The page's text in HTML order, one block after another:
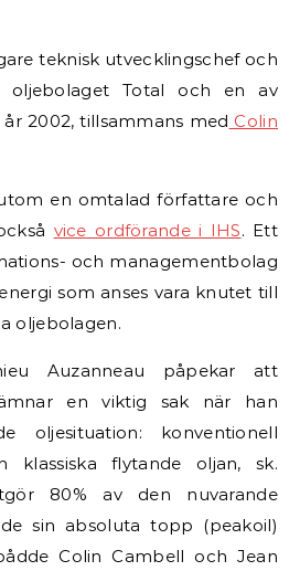
teknisk utvecklingschef och
oljebolaget Total och en av
2002, tillsammans med Colin
en omtalad författare och
vice ordförande i IHS. Ett
och managementbolag
som anses vara knutet till
oljebolagen.
Auzanneau påpekar att
en viktig sak när han
oljesituation: konventionell
klassiska flytande oljan, sk.
80% av den nuvarande
sin absoluta topp (peakoil)
Colin Cambell och Jean